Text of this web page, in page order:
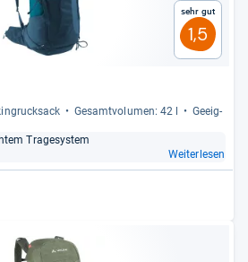
Sehr gut
1,5
Gesamt­vo­lu­men: 42 l
Geeig­
Tra­ge­sys­tem
Weiterlesen